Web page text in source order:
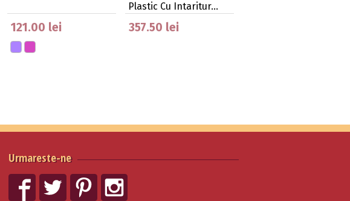
121.00 lei
Plastic Cu Intaritur…
357.50 lei
Urmareste-ne